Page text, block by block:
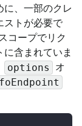
、一部のクレ
ストが必要で
コープでリク
含まれていま
options
オ